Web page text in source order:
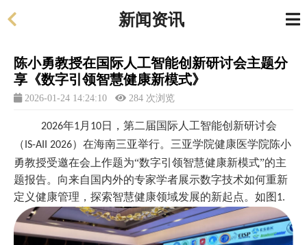
新闻资讯
陈小勇教授在国际人工智能创新研讨会主题分
享《数字引领智慧健康新模式》
2026-01-24 14:24:10 284 次浏览
2026年1月 10日，第二届国际人工智能创新研讨会
（ IS-AII 2026）在海南三亚举行。三亚学院健康医学院陈小
勇教授受邀在会上作题为“数字引领智慧健康新模式”的主
题报告。向来自 国内外的专家学者展示数字技术如何重新
定义健康管理， 探索智慧健康领域发展的新起点。 如图 1.